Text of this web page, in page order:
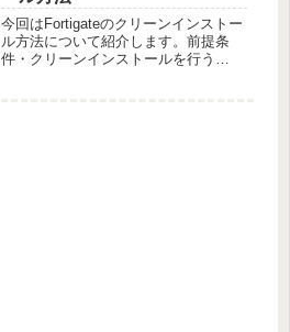
今回はFortigateのクリーンインストー
ル方法について紹介します。前提条
件・クリーンインストールを行う